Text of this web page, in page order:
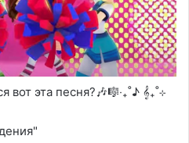
вот эта песня?🎶🎼‧₊˚♪ 𝄞₊˚⊹